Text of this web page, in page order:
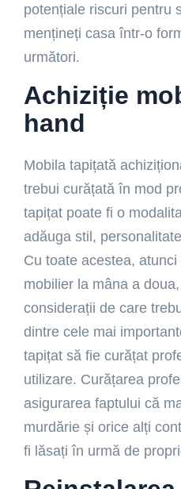
potențiale riscuri pentru
mențineți casa într-o
următori.
Achiziție
hand
Mobila tapițată
trebui curățată în mod
tapițat poate fi o
adăuga stil,
Cu toate acestea,
mobilier la mâna a
considerații de care
dintre cele mai
tapițat să fie curățat
utilizare. Curățarea
asigurarea faptului că
murdărie și orice alți
fi lăsați în urmă de